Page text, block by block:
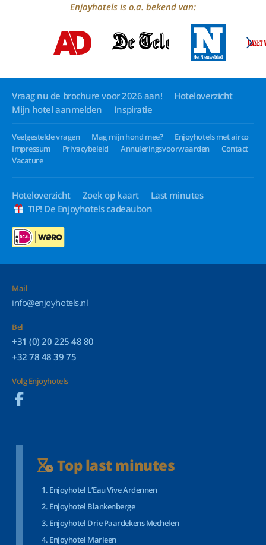
Enjoyhotels is o.a. bekend van:
Vraag nu de brochure voor 2026 aan!
Hoteloverzicht
Mijn hotel aanmelden
Inspiratie
Veelgestelde vragen Mag mijn hond mee?
Enjoyhotels met airco
Impressum
Privacybeleid Annuleringsvoorwaarden
Contact
Vacature
Hoteloverzicht Zoek op kaart
Last minutes
TIP! De Enjoyhotels cadeaubon
Mail
info@enjoyhotels.nl
Bel
+31 (0) 20 225 48 80
+32 78 48 39 75
Volg Enjoyhotels
Top last minutes
Enjoyhotel L’Eau Vive Ardennen
Enjoyhotel Blankenberge
Enjoyhotel Drie Paardekens Mechelen
Enjoyhotel Marleen